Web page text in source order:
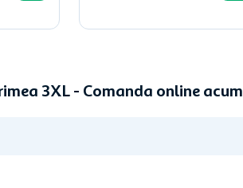
3XL - Comanda online acum